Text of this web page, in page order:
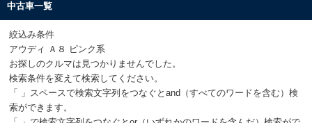
中古車一覧
絞込み条件
アウディ Ａ８ ピンク系
お探しのクルマは見つかりませんでした。
検索条件を変えて検索してください。
「 」スペースで検索文字列をつなぐとand（すべてのワードを含む）検
索ができます。